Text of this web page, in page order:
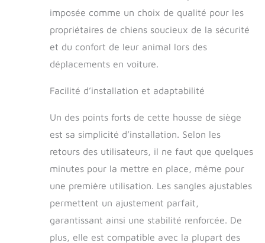
imposée comme un choix de qualité pour les
propriétaires de chiens soucieux de la sécurité
et du confort de leur animal lors des
déplacements en voiture.
Facilité d’installation et adaptabilité
Un des points forts de cette housse de siège
est sa simplicité d’installation. Selon les
retours des utilisateurs, il ne faut que quelques
minutes pour la mettre en place, même pour
une première utilisation. Les sangles ajustables
permettent un ajustement parfait,
garantissant ainsi une stabilité renforcée. De
plus, elle est compatible avec la plupart des